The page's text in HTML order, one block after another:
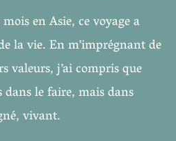
en Asie, ce voyage a
la vie. En m’imprégnant de
valeurs, j’ai compris que
dans le faire, mais dans
vivant.